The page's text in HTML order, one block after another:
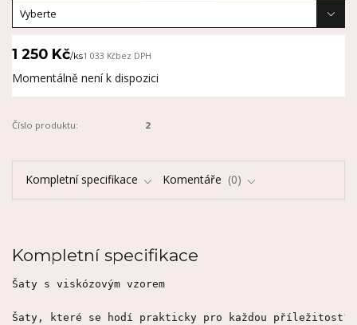
1 250 Kč/ks1 033 Kčbez DPH
Momentálně není k dispozici
Číslo produktu: 2
Kompletní specifikace Komentáře 0
Kompletní specifikace
Šaty s viskózovým vzorem
Šaty, které se hodí prakticky pro každou příležitost?